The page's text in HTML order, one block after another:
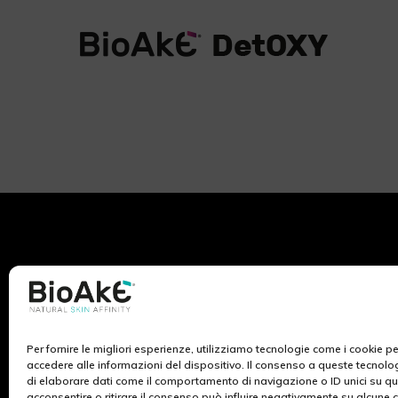
Per fornire le migliori esperienze, utilizziamo tecnologie come i cookie
accedere alle informazioni del dispositivo. Il consenso a queste
di elaborare dati come il comportamento di navigazione o ID unici su
BioAké nasce dall’ispirazione e lo studio dei ricercatori
di Ekuberg Pharma, azienda da sempre impegnata nel
campo del benessere al femminile. La ricerca scientifica